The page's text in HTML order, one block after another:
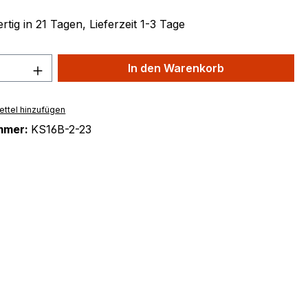
in 21 Tagen, Lieferzeit 1-3 Tage
Anzahl: Gib den gewünschten Wert
In den Warenkorb
hinzufügen
KS16B-2-23